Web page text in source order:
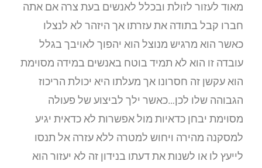
מאוד לעזור לזולת ובכלל לאנשים בעת צרה אם אתה
חברו קבל בתודה את עזרתו אך היזהר לא לנצלו
כאשר הוא מרגיש מנוצל הוא יהפוך לאויבך בגלל
עובדה זו הוא לא תמיד בוטח באנשים במידה מסוימת
הוא עקשן זה חסרונו אך מעלתו היא יכולת הריכוז
הגבוהה שלו לכן…כאשר ילך לביצוע של פעולה
מסוימת יבחן כדאיות מול אפשרות לא כדאית יגיע
למסקנה מהירה ויחוש למטרה ללא עזרה אל תנסו
לייעץ לו או לשנות את דעתו בנידון זה לא יעזור הוא